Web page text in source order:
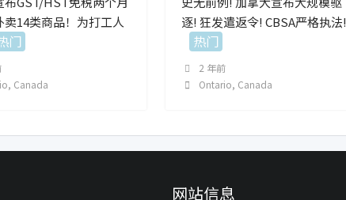
卖14类商品！为打工人
门
, Canada
逐! 狂发遣返令! CBSA严格执法!
热门
2 年前
Ontario, Canada
网站信息